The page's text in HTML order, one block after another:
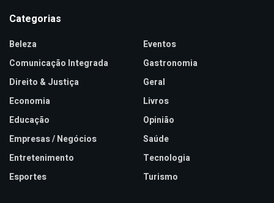
Categorias
Beleza
Comunicação Integrada
Direito & Justiça
Economia
Educação
Empresas / Negócios
Entretenimento
Esportes
Eventos
Gastronomia
Geral
Livros
Opinião
Saúde
Tecnologia
Turismo